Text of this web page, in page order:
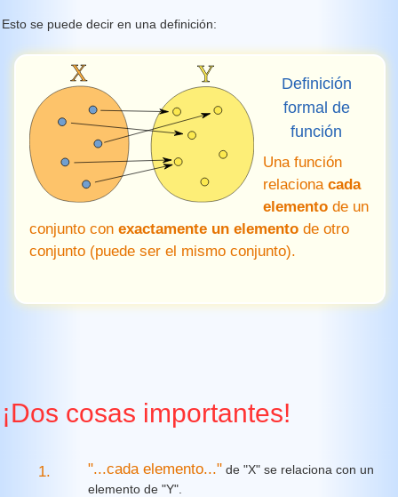
Esto se puede decir en una definición:
Definición
formal de
función
Una función
relacionacada
elemento de un
conjunto conexactamente un elemento de otro
conjunto (puede ser el mismo conjunto).
¡Dos cosas importantes!
1. "...cada elemento..." de "X" se relaciona con un
elemento de "Y".